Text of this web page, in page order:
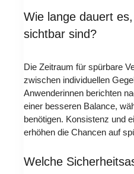
Wie lange dauert
sichtbar sind?
Die Zeitraum für spürbare
zwischen individuellen
Anwenderinnen berichten
einer besseren Balance,
benötigen. Konsistenz und
erhöhen die Chancen auf
Welche